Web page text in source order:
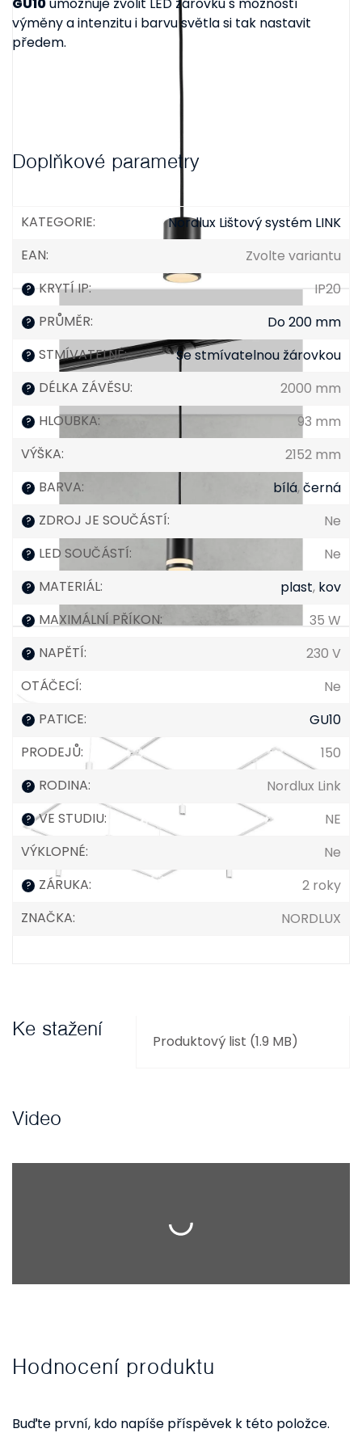
výměny a intenzitu i barvu světla si tak nastavit
předem.
Doplňkové parametry
KATEGORIE:
Nordlux Lištový systém LINK
EAN: Zvolte variantu
? KRYTÍ IP: IP20
? PRŮMĚR: Do 200 mm
? STMÍVATELNÉ: Se stmívatelnou žárovkou
? DÉLKA ZÁVĚSU: 2000 mm
? HLOUBKA:
93 mm
VÝŠKA: 2152 mm
? BARVA: bílá, černá
? ZDROJ JE SOUČÁSTÍ: Ne
? LED SOUČÁSTÍ: Ne
? MATERIÁL: plast, kov
? MAXIMÁLNÍ PŘÍKON: 35 W
? NAPĚTÍ:
230 V
OTÁČECÍ: Ne
? PATICE:
GU10
PRODEJŮ: 150
? RODINA: Nordlux Link
? VE STUDIU:
NE
VÝKLOPNÉ: Ne
? ZÁRUKA:
2 roky
ZNAČKA: NORDLUX
Ke stažení
Produktový list (1.9 MB)
Video
Hodnocení produktu
Buďte první, kdo napíše příspěvek k této položce.